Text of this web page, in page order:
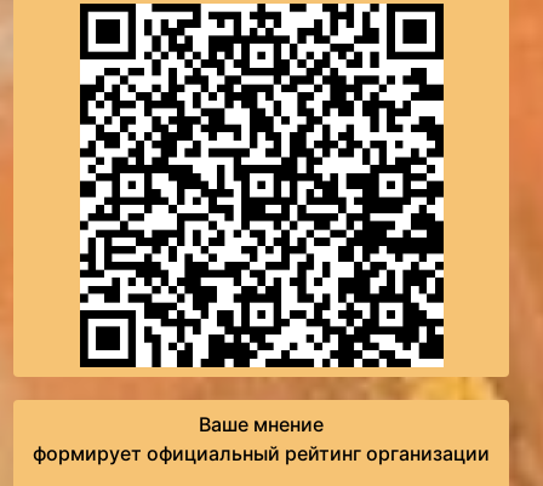
Ваше мнение
формирует официальный рейтинг организации